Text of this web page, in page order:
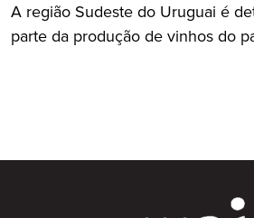
A região Sudeste do Uruguai é
parte da produção de vinhos do